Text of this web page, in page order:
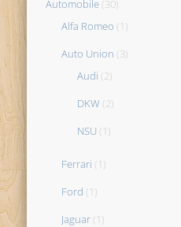
Automobile (30)
Alfa Romeo (1)
Auto Union (3)
Audi (2)
DKW (2)
NSU (1)
Ferrari (1)
Ford (1)
Jaguar (1)